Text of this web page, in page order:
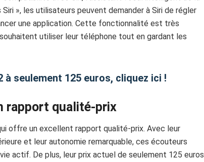
», les utilisateurs peuvent demander à Siri de régler
une application. Cette fonctionnalité est très
utiliser leur téléphone tout en gardant les
seulement 125 euros, cliquez ici !
rapport qualité-prix
offre un excellent rapport qualité-prix. Avec leur
et leur autonomie remarquable, ces écouteurs
actif. De plus, leur prix actuel de seulement 125 euros